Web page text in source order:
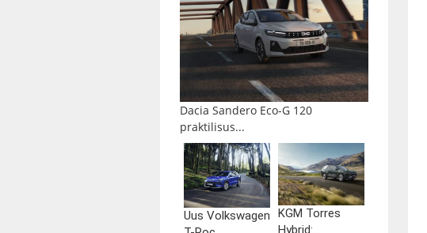
Dacia Sandero Eco-G 120
praktilisus...
Uus Volkswagen
KGM Torres
Hybrid:...